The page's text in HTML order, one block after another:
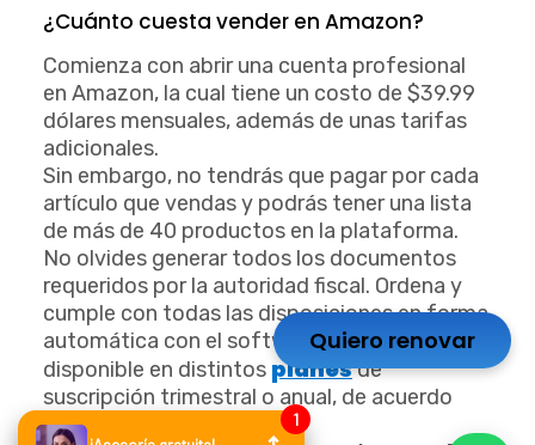
¿Cuánto cuesta vender en Amazon?
Comienza con abrir una cuenta profesional
en Amazon, la cual tiene un costo de $39.99
dólares mensuales, además de unas tarifas
adicionales.
Sin embargo, no tendrás que pagar por cada
artículo que vendas y podrás tener una lista
de más de 40 productos en la plataforma.
No olvides generar todos los documentos
requeridos por la autoridad fiscal. Ordena y
cumple con todas las disposiciones en forma
automática con el software de Bind ERP,
disponible en distintos planesde
suscripción trimestral o anual, de acuerdo
con tus necesidades.
Quiero renovar